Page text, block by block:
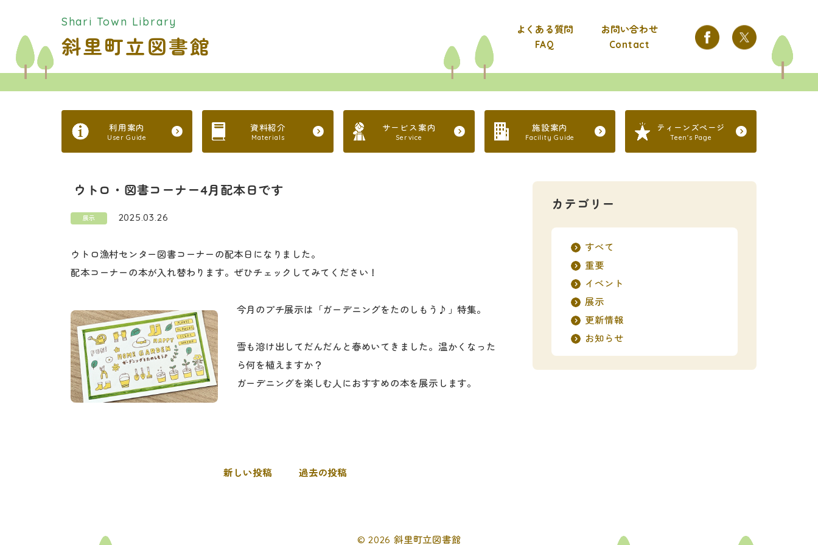
Shari Town Library
斜里町立図書館
よくある質問
FAQ
お問い合わせ
Contact
利用案内
User Guide
資料紹介
Materials
サービス案内
Service
施設案内
Facility Guide
ティーンズページ
Teen's Page
ウトロ・図書コーナー4月配本日です
展示 2025.03.26
ウトロ漁村センター図書コーナーの配本日になりました。
配本コーナーの本が入れ替わります。ぜひチェックしてみてください！
今月のプチ展示は「ガーデニングをたのしもう♪」特集。
雪も溶け出してだんだんと春めいてきました。温かくなった
ら何を植えますか？
ガーデニングを楽しむ人におすすめの本を展示します。
新しい投稿 過去の投稿
カテゴリー
すべて
重要
イベント
展示
更新情報
お知らせ
© 2026 斜里町立図書館